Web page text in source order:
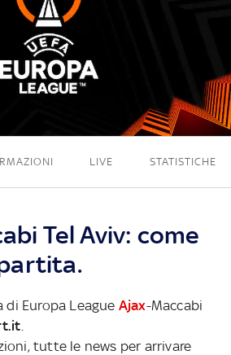
LIVE STATISTICHE
Tel Aviv: come
Europa League Ajax-Maccabi
tutte le news per arrivare